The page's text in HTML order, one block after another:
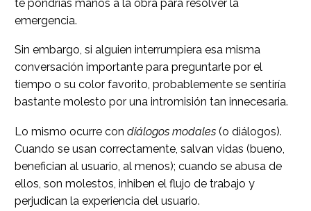
te pondrías manos a la obra para resolver la
emergencia.
Sin embargo, si alguien interrumpiera esa misma
conversación importante para preguntarle por el
tiempo o su color favorito, probablemente se sentiría
bastante molesto por una intromisión tan innecesaria.
Lo mismo ocurre con diálogos modales (o diálogos).
Cuando se usan correctamente, salvan vidas (bueno,
benefician al usuario, al menos); cuando se abusa de
ellos, son molestos, inhiben el flujo de trabajo y
perjudican la experiencia del usuario.